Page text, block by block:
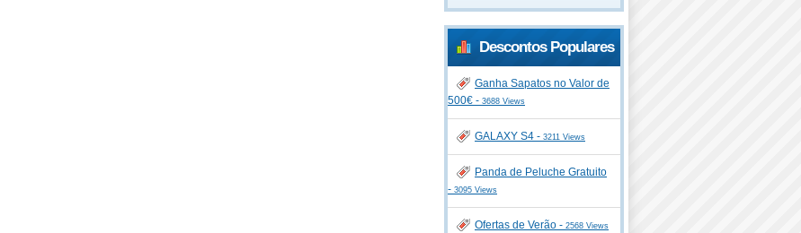
Descontos Populares
Ganha Sapatos no Valor de
500€ - 3688 Views
GALAXY S4 - 3211 Views
Panda de Peluche Gratuito
- 3095 Views
Ofertas de Verão - 2568 Views